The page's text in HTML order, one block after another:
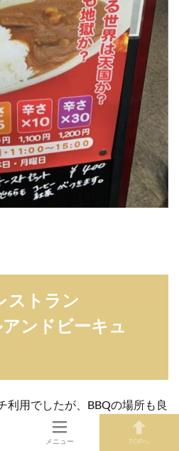
ストラン
ンドビーキュ
利用でしたが、BBQの場所も良
いお店です(⁎^◡^⁎ )
で親切なので気持ち良く過ごせ
メニュー TOPへ